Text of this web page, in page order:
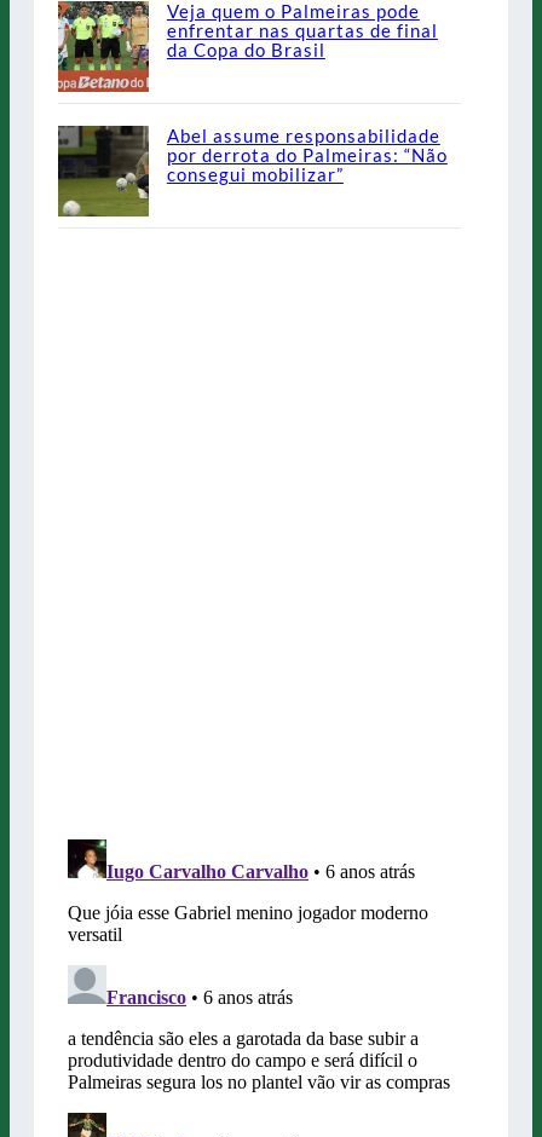
Veja quem o Palmeiras pode
enfrentar nas quartas de final
da Copa do Brasil
Abel assume responsabilidade
por derrota do Palmeiras: “Não
consegui mobilizar”